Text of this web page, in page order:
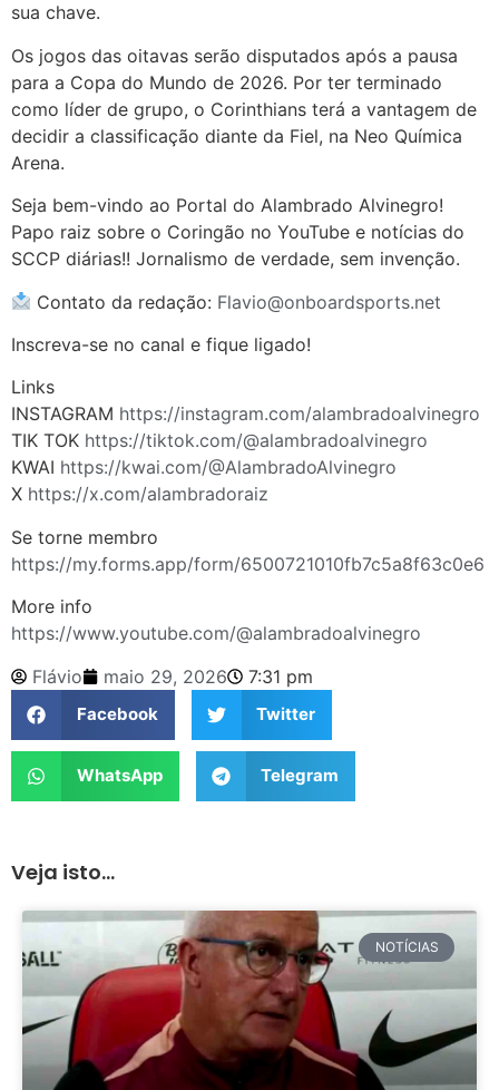
sua chave.
Os jogos das oitavas serão disputados após a pausa
para a Copa do Mundo de 2026. Por ter terminado
como líder de grupo, o Corinthians terá a vantagem de
decidir a classificação diante da Fiel, na Neo Química
Arena.
Seja bem-vindo ao Portal do Alambrado Alvinegro!
Papo raiz sobre o Coringão no YouTube e notícias do
SCCP diárias!! Jornalismo de verdade, sem invenção.
Contato da redação: Flavio@onboardsports.net
Inscreva-se no canal e fique ligado!
Links
INSTAGRAM https://instagram.com/alambradoalvinegro
TIK TOK https://tiktok.com/@alambradoalvinegro
KWAI https://kwai.com/@AlambradoAlvinegro
X https://x.com/alambradoraiz
Se torne membro
https://my.forms.app/form/6500721010fb7c5a8f63c0e6
More info
https://www.youtube.com/@alambradoalvinegro
Flávio
maio 29, 2026 7:31 pm
Facebook Twitter
WhatsApp Telegram
Veja isto...
NOTÍCIAS